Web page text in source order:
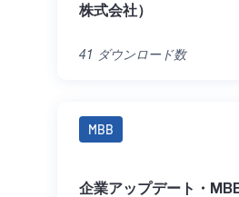
株式会社）
41 ダウンロード数
MBB
企業アップデート・